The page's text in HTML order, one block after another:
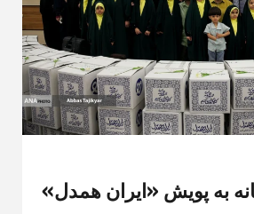
به پویش «ایران همدل»